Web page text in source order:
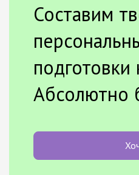
Составим
подготовки
Абсолютно